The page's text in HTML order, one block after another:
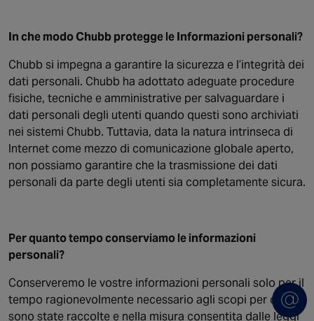
In che modo Chubb protegge le Informazioni personali?
Chubb si impegna a garantire la sicurezza e l’integrità dei
dati personali. Chubb ha adottato adeguate procedure
fisiche, tecniche e amministrative per salvaguardare i
dati personali degli utenti quando questi sono archiviati
nei sistemi Chubb. Tuttavia, data la natura intrinseca di
Internet come mezzo di comunicazione globale aperto,
non possiamo garantire che la trasmissione dei dati
personali da parte degli utenti sia completamente sicura.
Per quanto tempo conserviamo le informazioni
personali?
Conserveremo le vostre informazioni personali solo per il
tempo ragionevolmente necessario agli scopi per cui
sono state raccolte e nella misura consentita dalle leggi